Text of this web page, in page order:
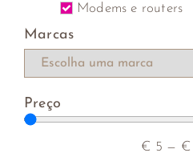
Modems e routers
Marcas
Preço
€ 5 — €